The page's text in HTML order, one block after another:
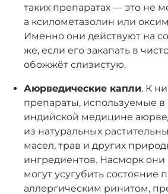
таких препаратах — это не
а ксилометазолин или
Именно они действуют на
же, если его закапать в
обожжёт слизистую.
Аюрведические капли. К
препараты, используемые в
индийской медицине
из натуральных
масел, трав и других
ингредиентов. Насморк они
могут усугубить состояние
аллергическим ринитом,